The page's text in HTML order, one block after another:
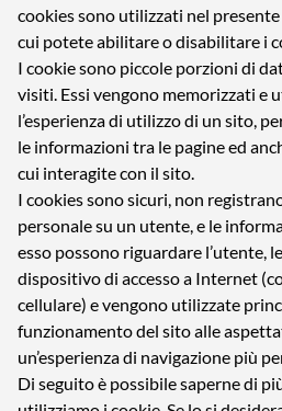
cookies sono utilizzati nel
cui potete abilitare o disabilitare i
I cookie sono piccole porzioni di
visiti. Essi vengono memorizzati e
l’esperienza di utilizzo di un sito,
le informazioni tra le pagine ed
cui interagite con il sito.
I cookies sono sicuri, non
personale su un utente, e le
esso possono riguardare l’utente,
dispositivo di accesso a Internet
cellulare) e vengono utilizzate
funzionamento del sito alle
un’esperienza di navigazione più
Di seguito è possibile saperne di